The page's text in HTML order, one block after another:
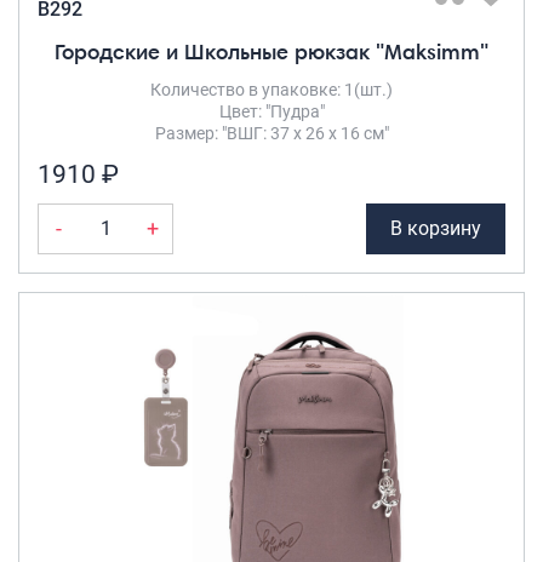
B292
Городские и Школьные рюкзак "Maksimm"
Количество в упаковке: 1(шт.)
Цвет: "Пудра"
Размер: "ВШГ: 37 х 26 х 16 см"
1910 ₽
- + В корзину